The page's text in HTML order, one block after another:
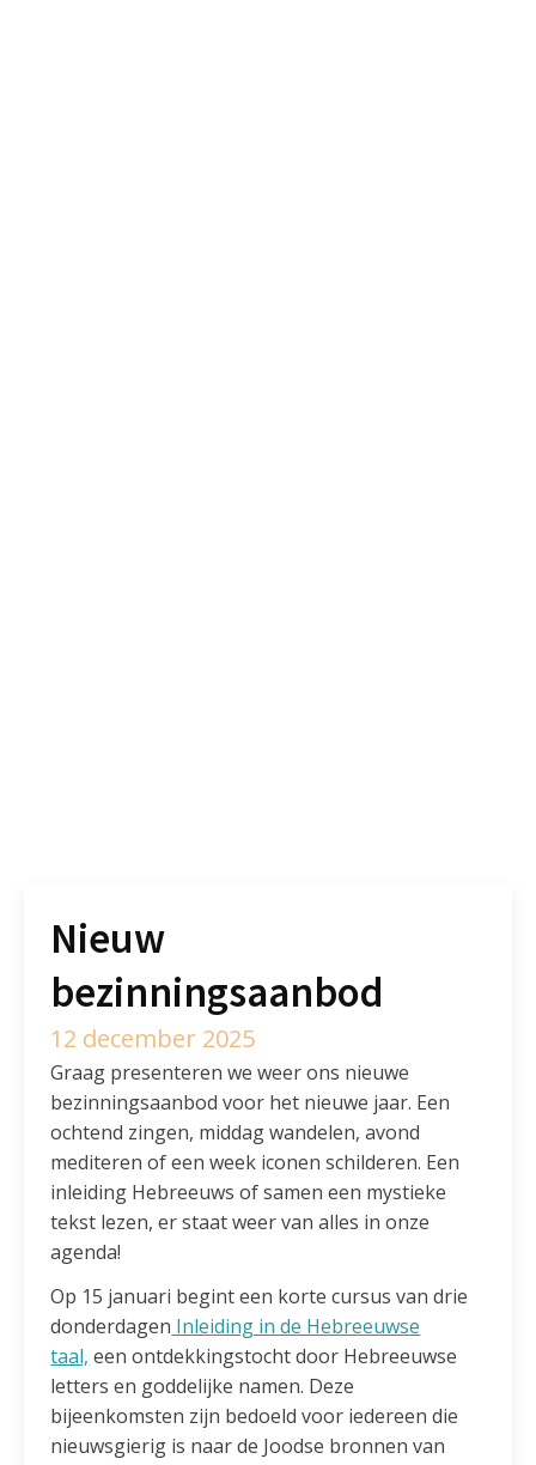
Nieuw
bezinningsaanbod
12 december 2025
Graag presenteren we weer ons nieuwe
bezinningsaanbod voor het nieuwe jaar. Een
ochtend zingen, middag wandelen, avond
mediteren of een week iconen schilderen. Een
inleiding Hebreeuws of samen een mystieke
tekst lezen, er staat weer van alles in onze
agenda!
Op 15 januari begint een korte cursus van drie
donderdagen Inleiding in de Hebreeuwse
taal, een ontdekkingstocht door Hebreeuwse
letters en goddelijke namen. Deze
bijeenkomsten zijn bedoeld voor iedereen die
nieuwsgierig is naar de Joodse bronnen van